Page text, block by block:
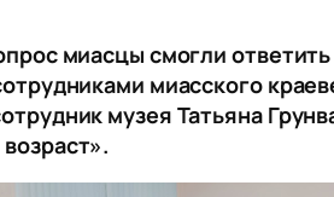
миасцы смогли
миасского
музея Татьяна